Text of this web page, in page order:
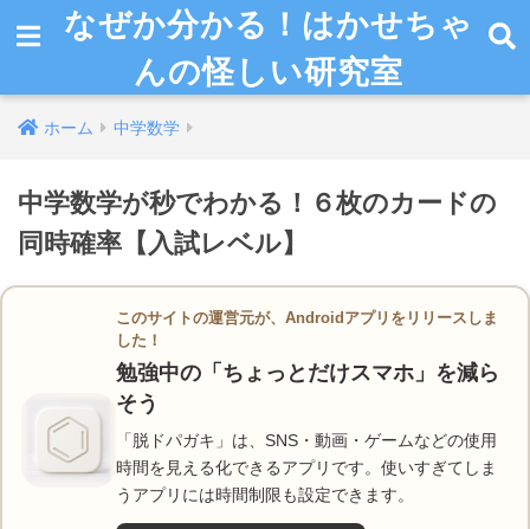
なぜか分かる！はかせちゃ
んの怪しい研究室
ホーム 中学数学
中学数学が秒でわかる！６枚のカードの
同時確率【入試レベル】
このサイトの運営元が、Androidアプリをリリースしま
した！
勉強中の「ちょっとだけスマホ」を減ら
そう
「脱ドパガキ」は、SNS・動画・ゲームなどの使用
時間を見える化できるアプリです。使いすぎてしま
うアプリには時間制限も設定できます。